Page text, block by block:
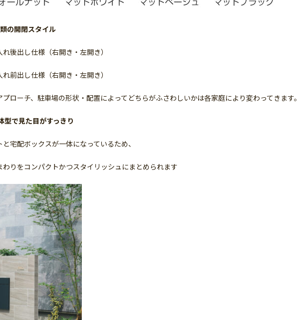
の開閉スタイル
れ後出し仕様（右開き・左開き）
れ前出し仕様（右開き・左開き）
プローチ、駐車場の形状・配置によってどちらがふさわしいかは各家庭により変わってきます。
型で見た目がすっきり
と宅配ボックスが一体になっているため、
わりをコンパクトかつスタイリッシュにまとめられます